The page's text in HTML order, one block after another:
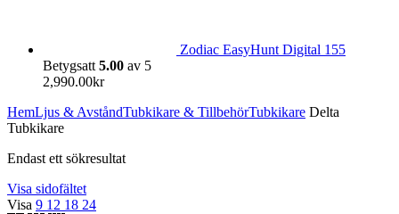
Zodiac EasyHunt Digital 155
Betygsatt 5.00 av 5
2,990.00kr
HemLjus & AvståndTubkikare & TillbehörTubkikare Delta
Tubkikare
Endast ett sökresultat
Visa sidofältet
Visa 9 12 18 24